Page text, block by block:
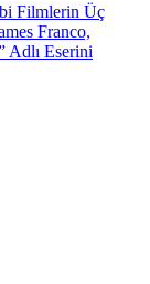
Filmlerin Üç
Franco,
Adlı Eserini